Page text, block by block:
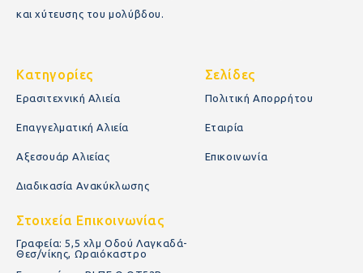
και χύτευσης του μολύβδου.
Κατηγορίες
Ερασιτεχνική Αλιεία
Επαγγελματική Αλιεία
Αξεσουάρ Αλιείας
Διαδικασία Ανακύκλωσης
Σελίδες
Πολιτική Απορρήτου
Εταιρία
Επικοινωνία
Στοιχεία Επικοινωνίας
Γραφεία: 5,5 χλμ Οδού Λαγκαδά-
Θεσ/νίκης, Ωραιόκαστρο